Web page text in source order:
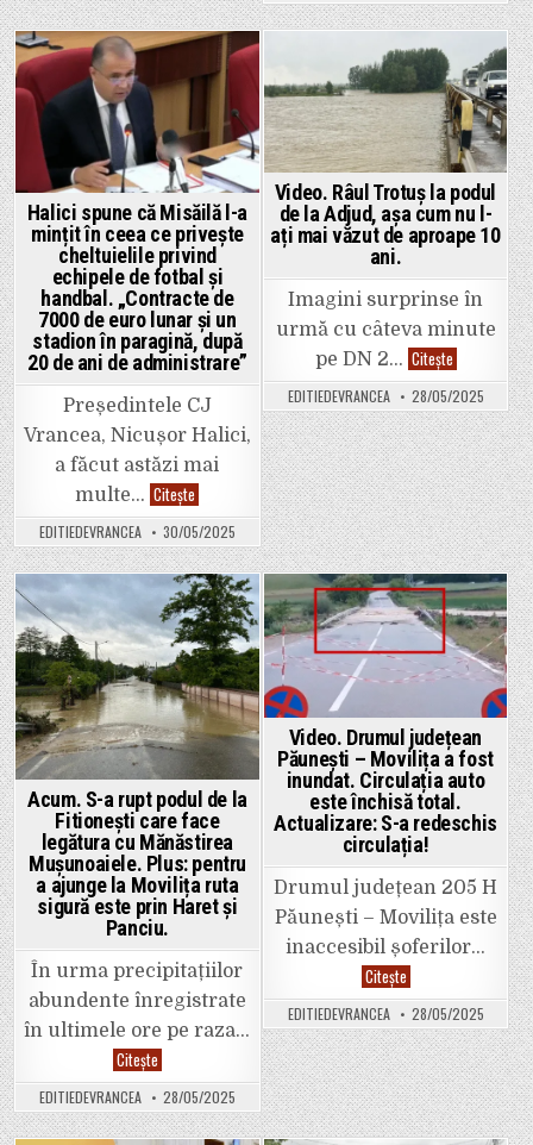
„Vrancea
Curată”.
I
se
impută
un
prejudiciu
de
peste
20.000
de
euro.
AUR:
„Milioane
de
euro
tăiate
de
Comisia
Europeană
pentru
că
Guvernul
refuză
cu
încăpățânare
să
elimine
speciale
ale
magistraților”
Posted
in
Halici spune că Misăilă l-a
mințit în ceea ce privește
cheltuielile privind
echipele de fotbal și
handbal. „Contracte de
7000 de euro lunar și un
stadion în paragină, după
20 de ani de administrare”
Președintele CJ
Vrancea, Nicușor Halici,
a făcut astăzi mai
multe… Citește
spune
că
Misăilă
l-
a
mințit
în
ceea
ce
privește
cheltuielile
privind
echipele
de
fotbal
și
handbal.
„Contracte
de
7000
de
euro
lunar
și
un
stadion
în
paragină,
20
de
ani
de
EDITIEDEVRANCEA 30/05/2025
in
Video. Râul Trotuș la podul
de la Adjud, așa cum nu l-
ați mai văzut de aproape 10
ani.
Imagini surprinse în
urmă cu câteva minute
pe DN 2… CiteșteVideo.
Râul
Trotuș
la
podul
de
la
Adjud,
așa
cum
nu
l-
ați
mai
văzut
de
aproape
10
ani.
EDITIEDEVRANCEA 28/05/2025
Posted
in
Acum. S-a rupt podul de la
Fitionești care face
legătura cu Mănăstirea
Mușunoaiele. Plus: pentru
a ajunge la Movilița ruta
sigură este prin Haret și
Panciu.
În urma precipitațiilor
abundente înregistrate
în ultimele ore pe raza…
CiteșteAcum.
S-
a
rupt
podul
de
EDITIEDEVRANCEA 28/05/2025
Posted
in
Video. Drumul județean
Păunești – Movilița a fost
inundat. Circulația auto
este închisă total.
Actualizare: S-a redeschis
circulația!
Drumul județean 205 H
Păunești – Movilița este
inaccesibil șoferilor…
CiteșteVideo.
Drumul
județean
Păunești
–
Movilița
a
fost
inundat.
Circulația
auto
EDITIEDEVRANCEA 28/05/2025